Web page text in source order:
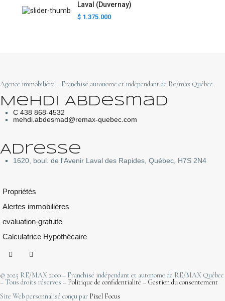
Laval (Duvernay)
$ 1.375.000
Agence immobilière – Franchisé autonome et indépendant de Re/max Québec.
Mehdi Abdesmad
C 438 868-4532
mehdi.abdesmad@remax-quebec.com
Adresse
1620, boul. de l'Avenir Laval des Rapides, Québec, H7S 2N4
Propriétés
Alertes immobilières
evaluation-gratuite
Calculatrice Hypothécaire
© 2025 RE/MAX 2000 – Franchisé indépendant et autonome de RE/MAX Québec
– Tous droits réservés – Politique de confidentialité – Gestion du consentement
Site Web personnalisé conçu par Pixel Focus